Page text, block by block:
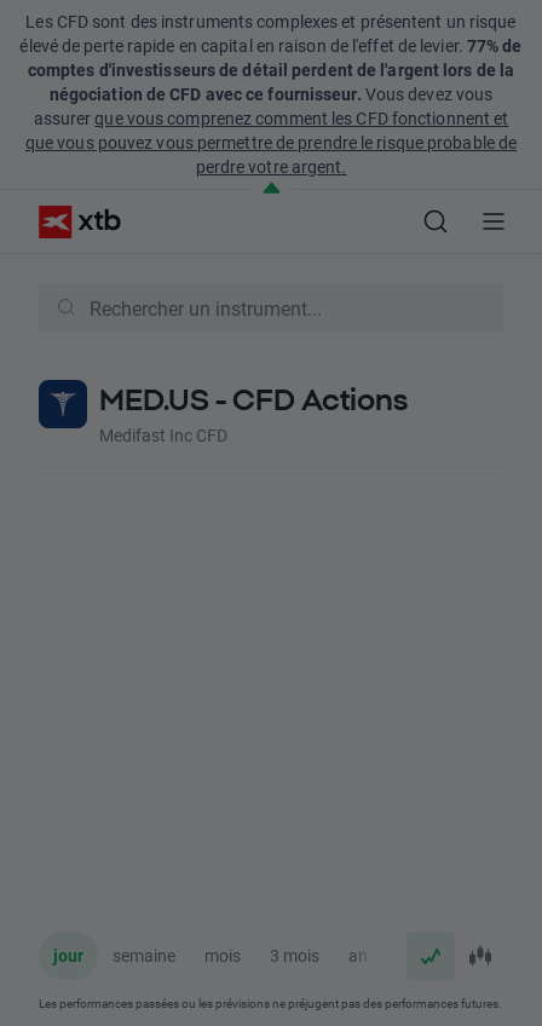
Les CFD sont des instruments complexes et présentent un risque
élevé de perte rapide en capital en raison de l'effet de levier. 77% de
comptes d'investisseurs de détail perdent de l'argent lors de la
négociation de CFD avec ce fournisseur. Vous devez vous
assurerque vous comprenez comment les CFD fonctionnent et
que vous pouvez vous permettre de prendre le risque probable de
perdre votre argent.
MED.US - CFD Actions
Medifast Inc CFD
jour semaine mois 3 mois an
Les performances passées ou les prévisions ne préjugent pas des performances futures.